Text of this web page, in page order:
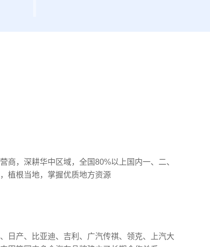
商，深耕华中区域，全国80%以上国内一、二、
植根当地，掌握优质地方资源
日产、比亚迪、吉利、广汽传祺、领克、上汽大